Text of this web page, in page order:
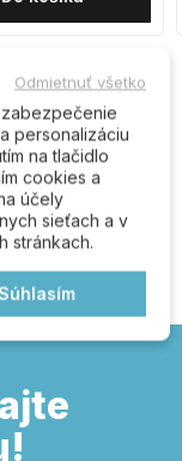
Odmietnuť všetko
personalizáciu
na tlačidlo
cookies a
účely
sieťach a v
stránkach.